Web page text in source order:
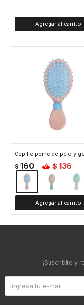
$ 160 $ 136
¡Suscribite y